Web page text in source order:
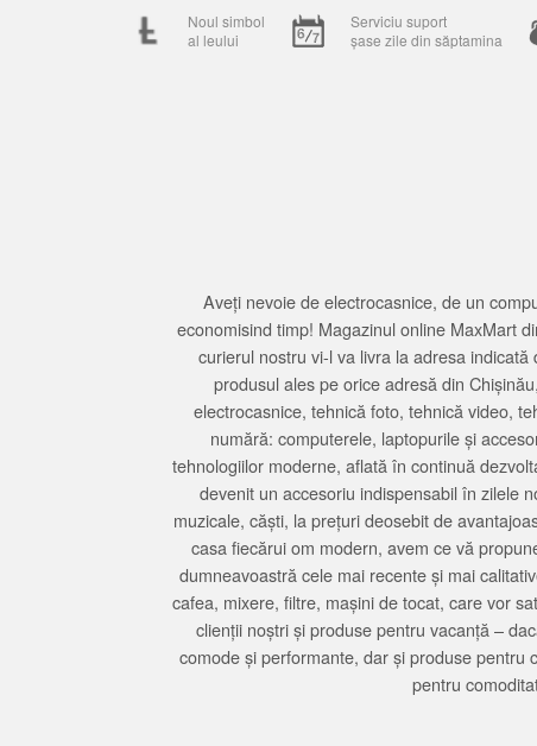
Noul simbol
al leului
Serviciu suport
șase zile din săptamina
Aveți nevoie de electrocasnice, de un
economisind timp! Magazinul online MaxMart
curierul nostru vi-l va livra la adresa
produsul ales pe orice adresă din
electrocasnice, tehnică foto, tehnică video,
numără: computerele, laptopurile și
tehnologiilor moderne, aflată în continuă
devenit un accesoriu indispensabil în zilele
muzicale, căști, la prețuri deosebit de
casa fiecărui om modern, avem ce vă
dumneavoastră cele mai recente și mai
cafea, mixere, filtre, mașini de tocat, care vor
clienții noștri și produse pentru vacanță –
comode și performante, dar și produse pentru
pentru